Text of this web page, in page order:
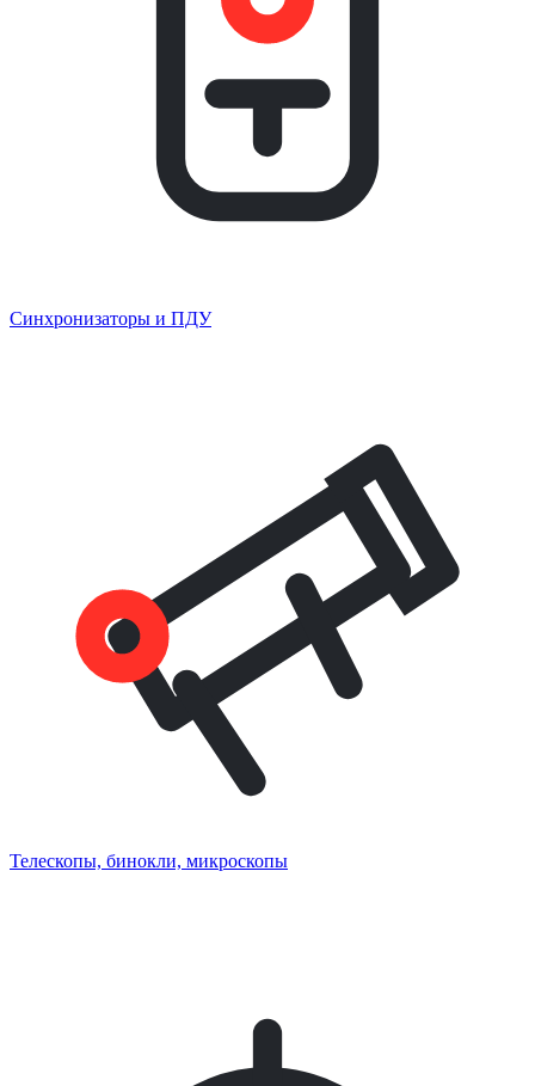
Синхронизаторы и ПДУ
Телескопы, бинокли, микроскопы